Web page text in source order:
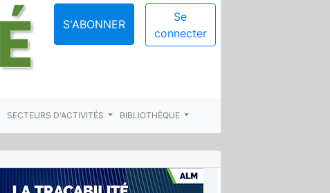
S'ABONNER
Se
connecter
SECTEURS D'ACTIVITÉS BIBLIOTHÈQUE